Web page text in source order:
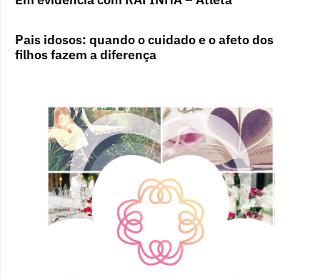
Pais idosos: quando o cuidado e o afeto dos
filhos fazem a diferença